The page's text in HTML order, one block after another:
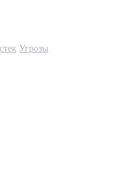
Угрозы